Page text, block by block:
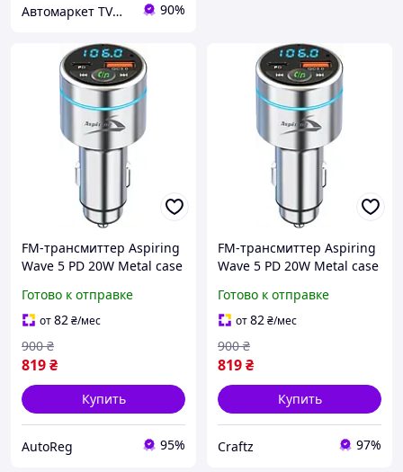
Автомаркет TVMusic 90%
FM-трансмиттер Aspiring
Wave 5 PD 20W Metal case
Готово к отправке
от82₴/мес
819₴
900 ₴
Купить
AutoReg 95%
FM-трансмиттер Aspiring
Wave 5 PD 20W Metal case
Готово к отправке
от82₴/мес
819₴
900 ₴
Купить
Craftz 97%